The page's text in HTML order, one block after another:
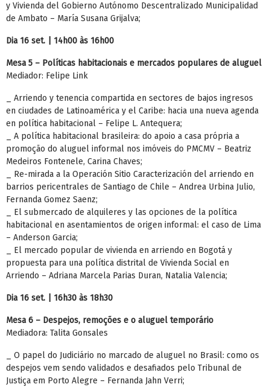
y Vivienda del Gobierno Autónomo Descentralizado Municipalidad
de Ambato – María Susana Grijalva;
Dia 16 set. | 14h00 às 16h00
Mesa 5 – Políticas habitacionais e mercados populares de aluguel
Mediador: Felipe Link
_ Arriendo y tenencia compartida en sectores de bajos ingresos
en ciudades de Latinoamérica y el Caribe: hacia una nueva agenda
en política habitacional – Felipe L. Antequera;
_ A política habitacional brasileira: do apoio a casa própria a
promoção do aluguel informal nos imóveis do PMCMV – Beatriz
Medeiros Fontenele, Carina Chaves;
_ Re-mirada a la Operación Sitio Caracterización del arriendo en
barrios pericentrales de Santiago de Chile – Andrea Urbina Julio,
Fernanda Gomez Saenz;
_ El submercado de alquileres y las opciones de la política
habitacional en asentamientos de origen informal: el caso de Lima
– Anderson Garcia;
_ El mercado popular de vivienda en arriendo en Bogotá y
propuesta para una política distrital de Vivienda Social en
Arriendo – Adriana Marcela Parias Duran, Natalia Valencia;
Dia 16 set. | 16h30 às 18h30
Mesa 6 – Despejos, remoções e o aluguel temporário
Mediadora: Talita Gonsales
_ O papel do Judiciário no marcado de aluguel no Brasil: como os
despejos vem sendo validados e desafiados pelo Tribunal de
Justiça em Porto Alegre – Fernanda Jahn Verri;